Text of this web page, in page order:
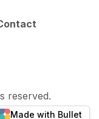
reserved.
Made with Bullet